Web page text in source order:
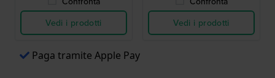
Vedi i prodotti
Vedi i prodotti
Paga tramite Apple Pay